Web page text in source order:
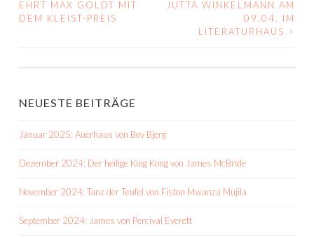
NAVIGATION
EHRT MAX GOLDT MIT
DEM KLEIST-PREIS
JUTTA WINKELMANN AM
09.04. IM
LITERATURHAUS >
NEUESTE BEITRÄGE
Januar 2025: Auerhaus von Bov Bjerg
Dezember 2024: Der heilige King Kong von James McBride
November 2024: Tanz der Teufel von Fiston Mwanza Mujila
September 2024: James von Percival Everett